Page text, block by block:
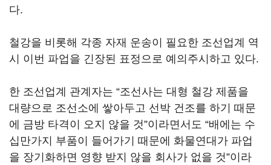
다.
철강을 비롯해 각종 자재 운송이 필요한 조선업계 역
시 이번 파업을 긴장된 표정으로 예의주시하고 있다.
한 조선업계 관계자는 “조선사는 대형 철강 제품을
대량으로 조선소에 쌓아두고 선박 건조를 하기 때문
에 금방 타격이 오지 않을 것”이라면서도 “배에는 수
십만가지 부품이 들어가기 때문에 화물연대가 파업
을 장기화하면 영향 받지 않을 회사가 없을 것”이라